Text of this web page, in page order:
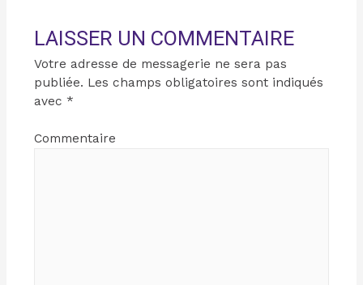
LAISSER UN COMMENTAIRE
Votre adresse de messagerie ne sera pas
publiée. Les champs obligatoires sont indiqués
avec *
Commentaire